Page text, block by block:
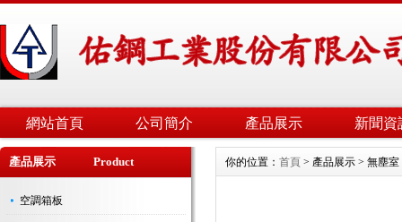
網站首頁 公司簡介 產品展示 新聞資
產品展示 Product
空調箱板
你的位置： 首頁 > 產品展示 > 無塵室